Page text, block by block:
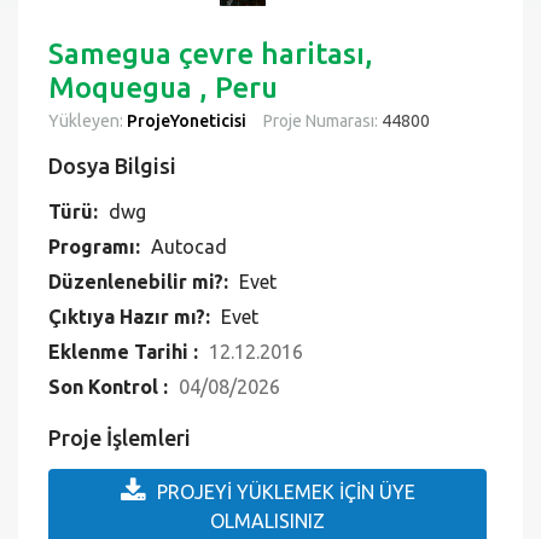
Samegua çevre haritası,
Moquegua , Peru
Yükleyen: ProjeYoneticisi Proje Numarası: 44800
Dosya Bilgisi
Türü: dwg
Programı: Autocad
Düzenlenebilir mi?: Evet
Çıktıya Hazır mı?: Evet
Eklenme Tarihi : 12.12.2016
Son Kontrol : 04/08/2026
Proje İşlemleri
PROJEYİ YÜKLEMEK İÇİN ÜYE
OLMALISINIZ